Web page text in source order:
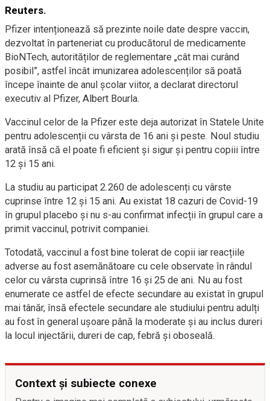
Reuters.
Pfizer intenționează să prezinte noile date despre vaccin,
dezvoltat în parteneriat cu producătorul de medicamente
BioNTech, autorităților de reglementare „cât mai curând
posibil”, astfel încât imunizarea adolescenților să poată
începe înainte de anul școlar viitor, a declarat directorul
executiv al Pfizer, Albert Bourla.
Vaccinul celor de la Pfizer este deja autorizat în Statele Unite
pentru adolescenții cu vârsta de 16 ani și peste. Noul studiu
arată însă că el poate fi eficient și sigur și pentru copiii între
12 și 15 ani.
La studiu au participat 2.260 de adolescenți cu vârste
cuprinse între 12 și 15 ani. Au existat 18 cazuri de Covid-19
în grupul placebo și nu s-au confirmat infecții în grupul care a
primit vaccinul, potrivit companiei.
Totodată, vaccinul a fost bine tolerat de copii iar reacțiile
adverse au fost asemănătoare cu cele observate în rândul
celor cu vârsta cuprinsă între 16 și 25 de ani. Nu au fost
enumerate ce astfel de efecte secundare au existat în grupul
mai tânăr, însă efectele secundare ale studiului pentru adulți
au fost în general ușoare până la moderate și au inclus dureri
la locul injectării, dureri de cap, febră și oboseală.
Context și subiecte conexe